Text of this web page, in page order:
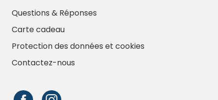
Questions & Réponses
Carte cadeau
Protection des données et cookies
Contactez-nous